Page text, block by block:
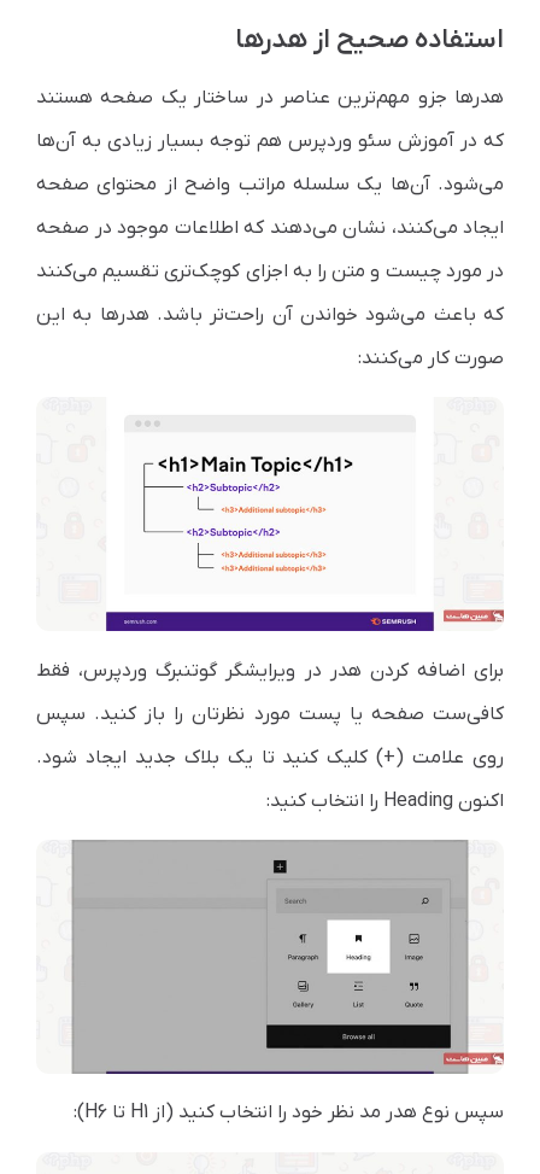
استفاده صحیح از هدرها
هدرها جزو مهم‌ترین عناصر در ساختار یک صفحه هستند
که در آموزش سئو وردپرس هم توجه بسیار زیادی به آن‌ها
می‌شود. آن‌ها یک سلسله مراتب واضح از محتوای صفحه
ایجاد می‌کنند، نشان می‌دهند که اطلاعات موجود در صفحه
در مورد چیست و متن را به اجزای کوچک‌تری تقسیم می‌کنند
که باعث می‌شود خواندن آن راحت‌تر باشد. هدرها به این
صورت کار می‌کنند:
برای اضافه کردن هدر در ویرایشگر گوتنبرگ وردپرس، فقط
کافی‌ست صفحه یا پست مورد نظرتان را باز کنید. سپس
روی علامت (+) کلیک کنید تا یک بلاک جدید ایجاد شود.
اکنون Heading را انتخاب کنید:
سپس نوع هدر مد نظر خود را انتخاب کنید (از H1 تا H6):